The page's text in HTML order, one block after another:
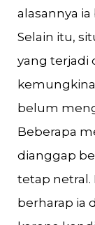
alasannya
Selain itu,
yang terjadi
belum
Beberapa
dianggap
tetap netral.
berharap ia